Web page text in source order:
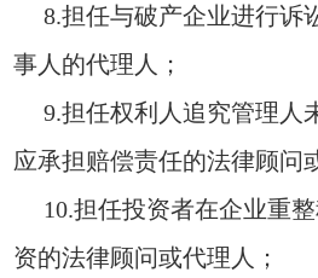
8.担任与破产企业进行诉
事人的代理人；
9.担任权利人追究管理人
应承担赔偿责任的法律顾问
10.担任投资者在企业重
资的法律顾问或代理人；